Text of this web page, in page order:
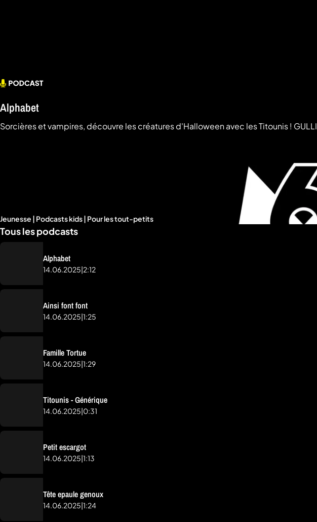
Alphabet
Sorcières et vampires, découvre les créatures d'Halloween avec les Titounis ! GULLI
Jeunesse | Podcasts kids | Pour les tout-petits
Tous les podcasts
Alphabet
14.06.2025|2:12
Ainsi font font
14.06.2025|1:25
Famille Tortue
14.06.2025|1:29
Titounis - Générique
14.06.2025|0:31
Petit escargot
14.06.2025|1:13
Tête epaule genoux
14.06.2025|1:24